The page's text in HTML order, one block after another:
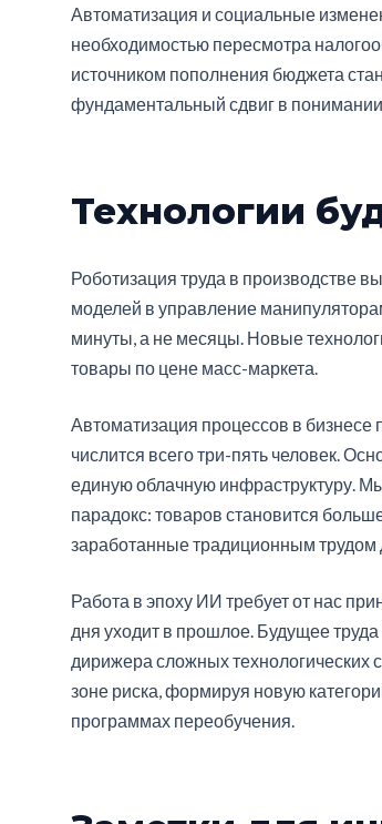
Автоматизация и социальные
необходимостью пересмотра
источником пополнения бюджета
фундаментальный сдвиг в понимании
Технологии
Роботизация труда в производстве
моделей в управление
минуты, а не месяцы. Новые
товары по цене масс-маркета.
Автоматизация процессов в
числится всего три-пять человек.
единую облачную инфраструктуру.
парадокс: товаров становится
заработанные традиционным трудом
Работа в эпоху ИИ требует от нас
дня уходит в прошлое. Будущее труда
дирижера сложных технологических
зоне риска, формируя новую
программах переобучения.